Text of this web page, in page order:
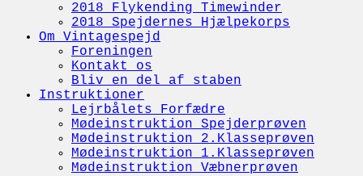
2018 Flykending Timewinder
2018 Spejdernes Hjælpekorps
Om Vintagespejd
Foreningen
Kontakt os
Bliv en del af staben
Instruktioner
Lejrbålets Forfædre
Mødeinstruktion Spejderprøven
Mødeinstruktion 2.Klasseprøven
Mødeinstruktion 1.Klasseprøven
Mødeinstruktion Væbnerprøven